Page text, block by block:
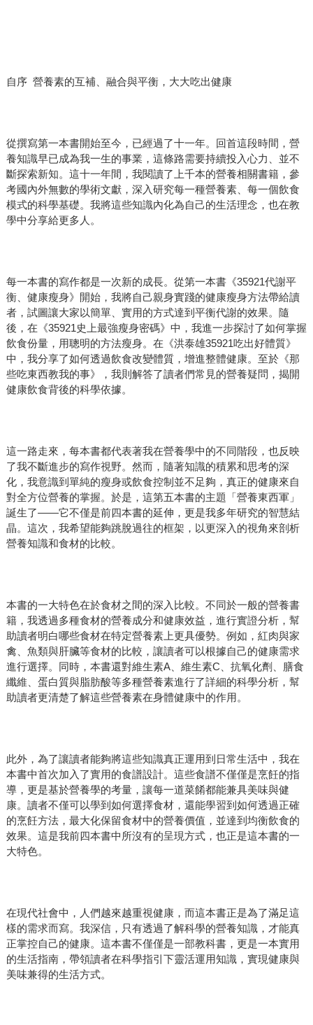
自序 營養素的互補、融合與平衡，大大吃出健康
從撰寫第一本書開始至今，已經過了十一年。回首這段時間，營
養知識早已成為我一生的事業，這條路需要持續投入心力、並不
斷探索新知。這十一年間，我閱讀了上千本的營養相關書籍，參
考國內外無數的學術文獻，深入研究每一種營養素、每一個飲食
模式的科學基礎。我將這些知識內化為自己的生活理念，也在教
學中分享給更多人。
每一本書的寫作都是一次新的成長。從第一本書《35921代謝平
衡、健康瘦身》開始，我將自己親身實踐的健康瘦身方法帶給讀
者，試圖讓大家以簡單、實用的方式達到平衡代謝的效果。隨
後，在《35921史上最強瘦身密碼》中，我進一步探討了如何掌握
飲食份量，用聰明的方法瘦身。在《洪泰雄35921吃出好體質》
中，我分享了如何透過飲食改變體質，增進整體健康。至於《那
些吃東西教我的事》，我則解答了讀者們常見的營養疑問，揭開
健康飲食背後的科學依據。
這一路走來，每本書都代表著我在營養學中的不同階段，也反映
了我不斷進步的寫作視野。然而，隨著知識的積累和思考的深
化，我意識到單純的瘦身或飲食控制並不足夠，真正的健康來自
對全方位營養的掌握。於是，這第五本書的主題「營養東西軍」
誕生了——它不僅是前四本書的延伸，更是我多年研究的智慧結
晶。這次，我希望能夠跳脫過往的框架，以更深入的視角來剖析
營養知識和食材的比較。
本書的一大特色在於食材之間的深入比較。不同於一般的營養書
籍，我透過多種食材的營養成分和健康效益，進行實證分析，幫
助讀者明白哪些食材在特定營養素上更具優勢。例如，紅肉與家
禽、魚類與肝臟等食材的比較，讓讀者可以根據自己的健康需求
進行選擇。同時，本書還對維生素A、維生素C、抗氧化劑、膳食
纖維、蛋白質與脂肪酸等多種營養素進行了詳細的科學分析，幫
助讀者更清楚了解這些營養素在身體健康中的作用。
此外，為了讓讀者能夠將這些知識真正運用到日常生活中，我在
本書中首次加入了實用的食譜設計。這些食譜不僅僅是烹飪的指
導，更是基於營養學的考量，讓每一道菜餚都能兼具美味與健
康。讀者不僅可以學到如何選擇食材，還能學習到如何透過正確
的烹飪方法，最大化保留食材中的營養價值，並達到均衡飲食的
效果。這是我前四本書中所沒有的呈現方式，也正是這本書的一
大特色。
在現代社會中，人們越來越重視健康，而這本書正是為了滿足這
樣的需求而寫。我深信，只有透過了解科學的營養知識，才能真
正掌控自己的健康。這本書不僅僅是一部教科書，更是一本實用
的生活指南，帶領讀者在科學指引下靈活運用知識，實現健康與
美味兼得的生活方式。